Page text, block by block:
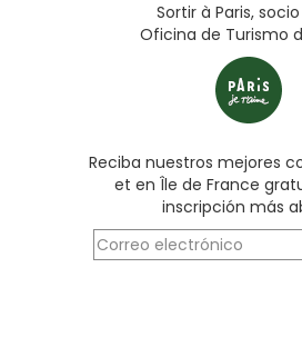
Sortir à Paris,
Oficina de Turismo
Reciba nuestros mejores
et en Île de France
inscripción más